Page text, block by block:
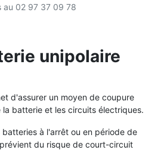
au 02 97 37 09 78
unipolaire
d'assurer un moyen de coupure
batterie et les circuits électriques.
à l'arrêt ou en période de
du risque de court-circuit